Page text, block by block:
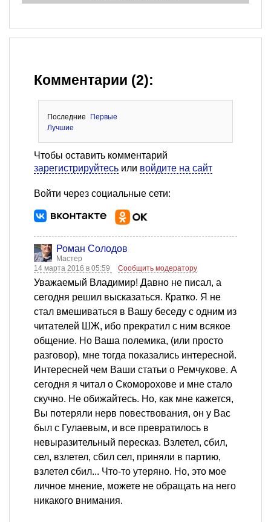
Комментарии (2):
Последние
Первые
Лучшие
Чтобы оставить комментарий
зарегистрируйтесь или войдите на сайт
Войти через социальные сети:
Роман Солодов
Мастер
14 марта 2016 в 05:59
Сообщить модератору
Уважаемый Владимир! Давно не писал, а
сегодня решил высказаться. Кратко. Я не
стал вмешиваться в Вашу беседу с одним из
читателей ШЖ, ибо прекратил с ним всякое
общение. Но Ваша полемика, (или просто
разговор), мне тогда показались интересной.
Интересней чем Ваши статьи о Ремчукове. А
сегодня я читал о Скоморохове и мне стало
скучно. Не обижайтесь. Но, как мне кажется,
Вы потеряли нерв повествования, он у Вас
был с Гулаевым, и все превратилось в
невыразительный пересказ. Взлетел, сбил,
сел, взлетел, сбил сел, приняли в партию,
взлетел сбил... Что-то утеряно. Но, это мое
личное мнение, можете не обращать на него
никакого внимания.